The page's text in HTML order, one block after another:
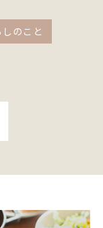
のこと